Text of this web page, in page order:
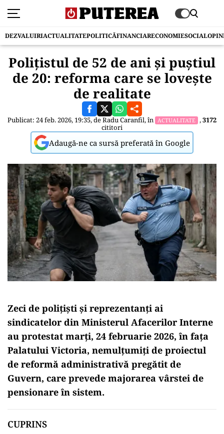
DEZVALUIRIACTUALITATEPOLITICĂFINANCIARECONOMIESOCIAL
Polițistul de 52 de ani și puștiul
de 20: reforma care se lovește
de realitate
Publicat: 24 feb. 2026, 19:35, deRadu Caranfil, în ACTUALITATE ,3172
cititori
Adaugă-ne ca sursă preferată în Google
Zeci de polițiști și reprezentanți ai
sindicatelor din Ministerul Afacerilor Interne
au protestat marți, 24 februarie 2026, în fața
Palatului Victoria, nemulțumiți de proiectul
de reformă administrativă pregătit de
Guvern, care prevede majorarea vârstei de
pensionare în sistem.
CUPRINS